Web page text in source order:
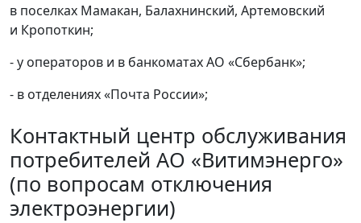
в поселках Мамакан, Балахнинский, Артемовский
и Кропоткин;
- у операторов и в банкоматах АО «Сбербанк»;
- в отделениях «Почта России»;
Контактный центр обслуживания
потребителей АО «Витимэнерго»
(по вопросам отключения
электроэнергии)